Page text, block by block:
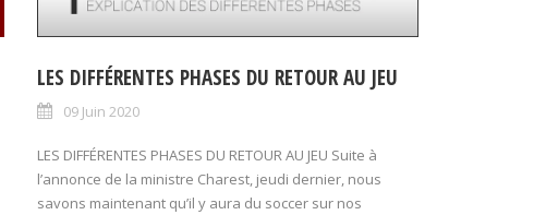
LES DIFFÉRENTES PHASES DU RETOUR AU JEU
09 Juin 2020
LES DIFFÉRENTES PHASES DU RETOUR AU JEU Suite à
l’annonce de la ministre Charest, jeudi dernier, nous
savons maintenant qu’il y aura du soccer sur nos